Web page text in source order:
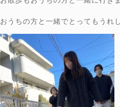
おうちの方と一緒でとってもうれ